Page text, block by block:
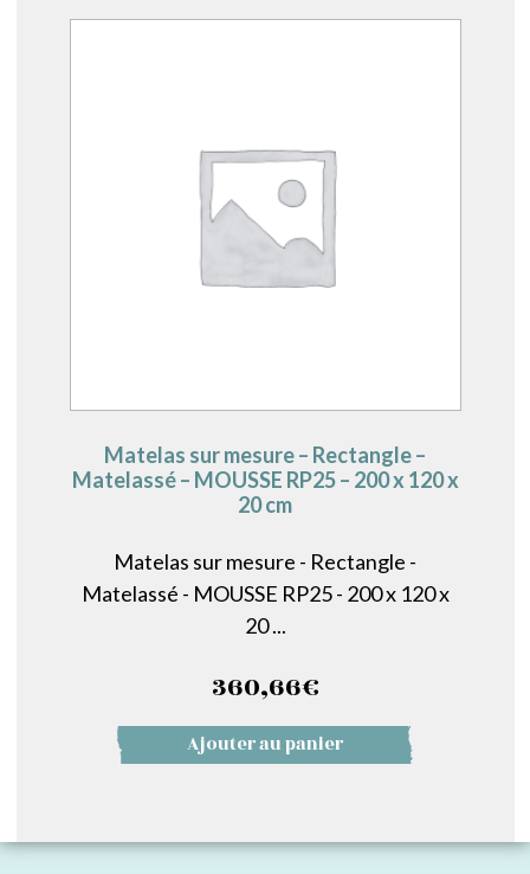
Matelas sur mesure – Rectangle –
Matelassé – MOUSSE RP25 – 200 x 120 x
20 cm
Matelas sur mesure - Rectangle -
Matelassé - MOUSSE RP25 - 200 x 120 x
20 ...
360,66€
Ajouter au panier